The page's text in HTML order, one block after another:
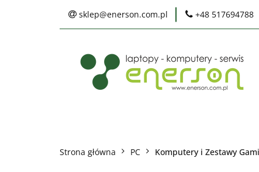
sklep@enerson.com.pl +48 517694788
Serwis
Praca Ochrona środowiska
Laptopy PC
Karty graficzne
Strona główna PC Komputery i Zestawy